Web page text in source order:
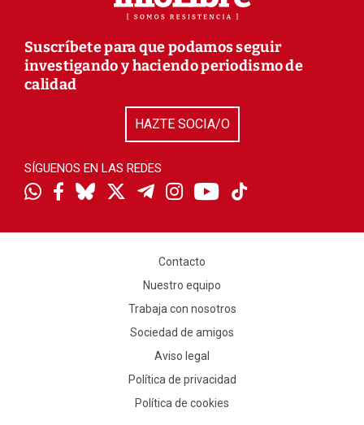
Suscríbete para que podamos seguir
investigando y haciendo periodismo de
calidad
HAZTE SOCIA/O
SÍGUENOS EN LAS REDES
Contacto
Nuestro equipo
Trabaja con nosotros
Sociedad de amigos
Aviso legal
Política de privacidad
Política de cookies